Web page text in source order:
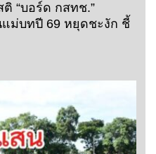
ติ “บอร์ด กสทช.”
ม่บทปี 69 หยุดชะงัก ชี้